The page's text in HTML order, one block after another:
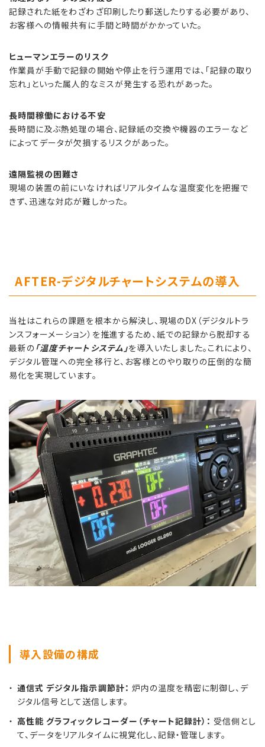
記録された紙をわざわざ印刷したり郵送したりする必要があり、
お客様への情報共有に手間と時間がかかっていた。
ヒューマンエラーのリスク
作業員が手動で記録の開始や停止を行う運用では、「記録の取り
忘れ」といった属人的なミスが発生する恐れがあった。
長時間稼働における不安
長時間に及ぶ熱処理の場合、記録紙の交換や機器のエラーなど
によってデータが欠損するリスクがあった。
遠隔監視の困難さ
現場の装置の前にいなければリアルタイムな温度変化を把握で
きず、迅速な対応が難しかった。
AFTER-デジタルチャートシステムの導入
当社はこれらの課題を根本から解決し、現場のDX（デジタルトラ
ンスフォーメーション）を推進するため、紙での記録から脱却する
最新の「温度チャートシステム」を導入いたしました。これにより、
デジタル管理への完全移行と、お客様とのやり取りの圧倒的な簡
易化を実現しています。
導入設備の構成
通信式 デジタル指示調節計： 炉内の温度を精密に制御し、デ
ジタル信号として送信します。
高性能 グラフィックレコーダー（チャート記録計）： 受信側とし
て、データをリアルタイムに視覚化し、記録・管理します。